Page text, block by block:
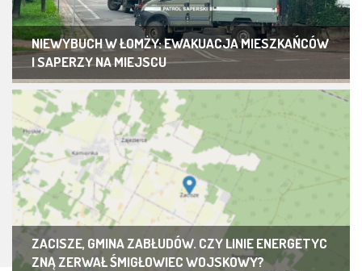
NIEWYBUCH W ŁOMŻY: EWAKUACJA MIESZKAŃCÓW
I SAPERZY NA MIEJSCU
ZACISZE, GMINA ZABŁUDÓW. CZY LINIE ENERGETYC
ZNĄ ZERWAŁ ŚMIGŁOWIEC WOJSKOWY?